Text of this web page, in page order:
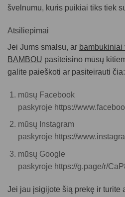
švelnumu, kuris puikiai tiks tiek
Atsiliepimai
Jei Jums smalsu, ar bambukiniai
BAMBOU pasiteisino mūsų
galite paieškoti ar pasiteirauti čia:
mūsų Facebook
paskyroje https://
mūsų Instagram
paskyroje https://
mūsų Google
paskyroje https://g.page/r/
Jei jau įsigijote šią prekę ir turite